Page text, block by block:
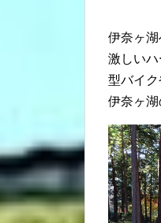
伊奈ヶ
激しい
型バイ
伊奈ヶ